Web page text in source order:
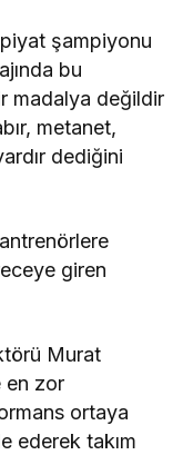
şampiyonu
bu
madalya değildir
metanet,
dediğini
giren
Murat
en zor
ortaya
ederek takım